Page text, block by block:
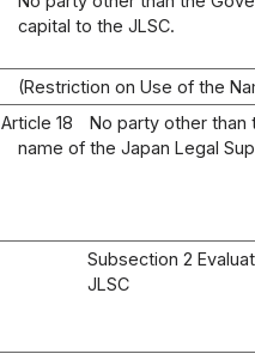
capital to the JLSC.
(Restriction on Use of the
Article 18
No party other than
name of the Japan Legal
Subsection 2
JLSC